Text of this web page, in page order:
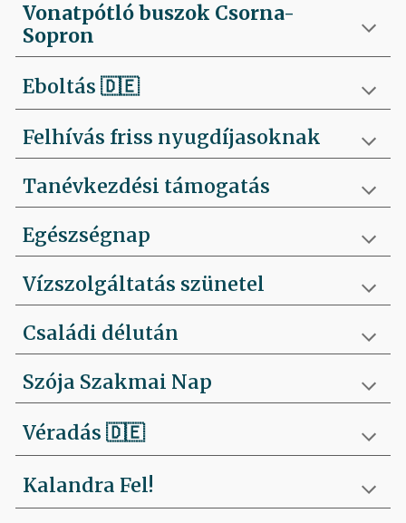
Vonatpótló buszok Csorna-
Sopron
Eboltás🇩🇪
Felhívás friss nyugdíjasoknak
Tanévkezdési támogatás
Egészségnap
Vízszolgáltatás szünetel
Családi délután
Szója Szakmai Nap
Véradás🇩🇪
Kalandra Fel!